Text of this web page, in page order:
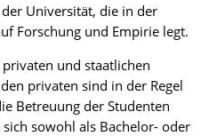
Universität, die in der
Forschung und Empirie legt.
und staatlichen
privaten sind in der Regel
Betreuung der Studenten
sowohl als Bachelor- oder